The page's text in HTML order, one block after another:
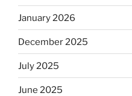
January 2026
December 2025
July 2025
June 2025